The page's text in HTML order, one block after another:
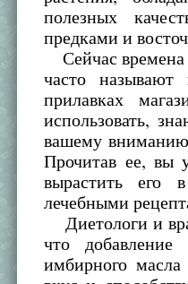
полезных
предками и
Сейчас
часто
прилавках
использовать,
вашему вниманию
Прочитав ее, вы
вырастить его
лечебными
Диетологи и
что
имбирного